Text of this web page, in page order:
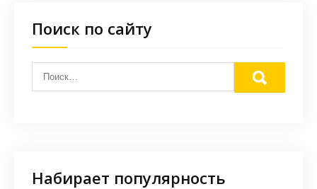
Поиск по сайту
Набирает популярность